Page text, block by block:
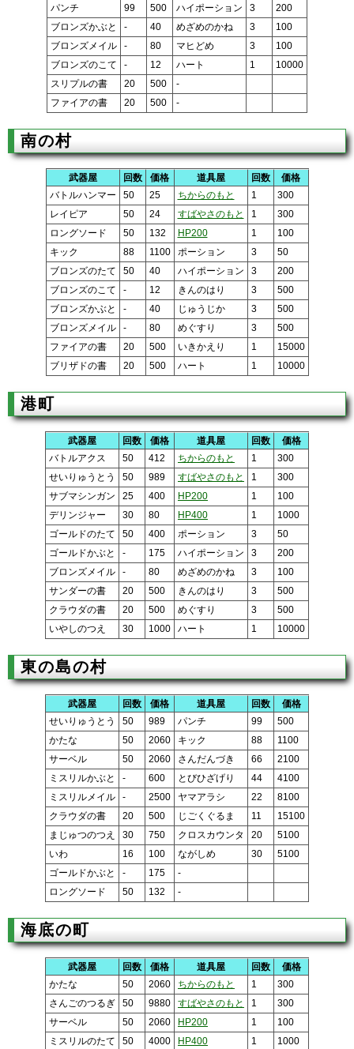
パンチ
99 500 ハイポーション 3
200
ブロンズかぶと
- 40 めざめのかね 3
100
ブロンズメイル
- 80 マヒどめ 3
100
ブロンズのこて
- 12 ハート 1
10000
スリプルの書
20 500
-
ファイアの書
20 500 -
南の村
武器屋 回数 価格 道具屋 回数
価格
バトルハンマー
50 25 ちからのもと 1
300
レイピア
50 24 すばやさのもと 1
300
ロングソード
50 132 HP200 1
100
キック
88 1100 ポーション 3
50
ブロンズのたて
50 40 ハイポーション 3
200
ブロンズのこて
- 12 きんのはり 3
500
ブロンズかぶと
- 40 じゅうじか 3
500
ブロンズメイル
- 80 めぐすり 3
500
ファイアの書
20 500 いきかえり 1
15000
ブリザドの書
20 500 ハート 1 10000
港町
武器屋 回数 価格 道具屋 回数
価格
バトルアクス
50 412 ちからのもと 1
300
せいりゅうとう
50 989 すばやさのもと 1
300
サブマシンガン
25 400 HP200 1
100
デリンジャー
30 80 HP400 1
1000
ゴールドのたて
50 400 ポーション 3
50
ゴールドかぶと
- 175 ハイポーション 3
200
ブロンズメイル
- 80 めざめのかね 3
100
サンダーの書
20 500 きんのはり 3
500
クラウダの書
20 500 めぐすり 3
500
いやしのつえ
30 1000 ハート 1 10000
東の島の村
武器屋 回数 価格 道具屋 回数
価格
せいりゅうとう
50 989 パンチ 99
500
かたな
50 2060 キック 88
1100
サーベル
50 2060 さんだんづき 66
2100
ミスリルかぶと
- 600 とびひざげり 44
4100
ミスリルメイル
- 2500 ヤマアラシ 22
8100
クラウダの書
20 500 じごくぐるま 11
15100
まじゅつのつえ
30 750 クロスカウンタ 20
5100
いわ
16 100 ながしめ 30
5100
ゴールドかぶと
- 175
-
ロングソード
50 132 -
海底の町
武器屋 回数 価格 道具屋 回数
価格
かたな
50 2060 ちからのもと 1
300
さんごのつるぎ
50 9880 すばやさのもと 1
300
サーベル
50 2060 HP200 1
100
ミスリルのたて
50 4000 HP400 1 1000